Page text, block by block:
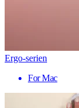
Ergo-serien
For Mac